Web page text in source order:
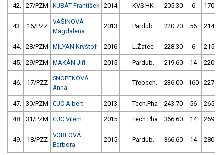
42. 27/PZM KUBÁT František 2014 KVS HK 205.30 6 170.70
43. 16/PZZ
VAŠINOVÁ
Magdalena
2013 Pardub. 220.70 56 214.40
44. 28/PZM MILYAN Kryštof 2016 L.Žatec 228.30 6 215.30
45. 29/PZM MAKÁN Jiří 2015 Pardub. 219.60 14 220.00
46. 17/PZZ
SNOPEKOVÁ
Anna
Třebech. 236.00 160 227.50
47. 30/PZM CUC Albert 2013 Tech.Pha 243.70 56 265.00
48. 31/PZM CUC Vilém 2015 Tech.Pha 366.60 14 269.50
49. 18/PZZ
VORLOVÁ
Barbora
2015 Pardub. 366.60 14 280.80